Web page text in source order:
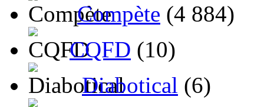
Compète (4 884)
CQFD (10)
Diabotical (6)